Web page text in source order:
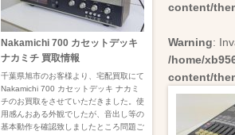
Nakamichi 700 カセットデッキ
ナカミチ 買取情報
千葉県旭市のお客様より、宅配買取にて
Nakamichi 700 カセットデッキ ナカミ
チのお買取をさせていただきました。使
用感んおある外観でしたが、音出し等の
基本動作を確認致しましたところ問題ご
content/
Warning:
/home/
content/